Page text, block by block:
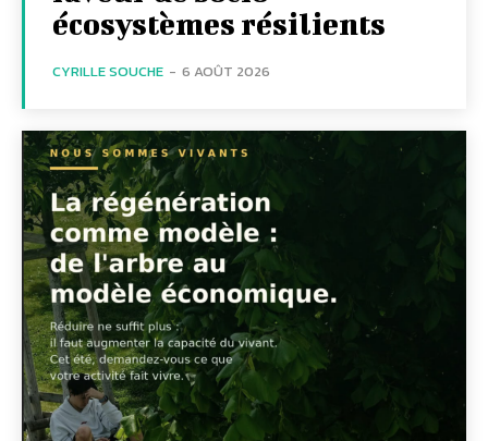
écosystèmes résilients
CYRILLE SOUCHE - 6 AOÛT 2026